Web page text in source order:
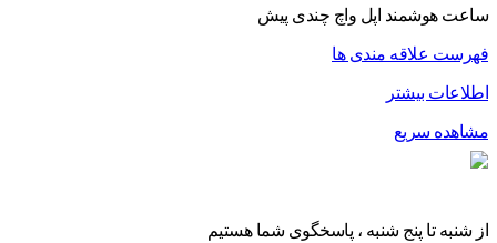
ساعت هوشمند اپل واچ چندی پیش
فهرست علاقه مندی ها
اطلاعات بیشتر
مشاهده سریع
از شنبه تا پنج شنبه ، پاسخگوی شما هستیم